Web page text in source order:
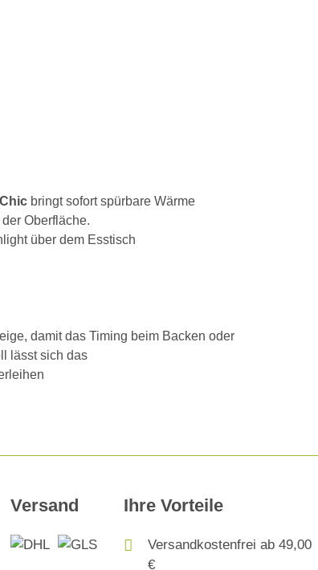
bringt sofort spürbare Wärme
Oberfläche.
über dem Esstisch
damit das Timing beim Backen oder
lässt sich das
Versand Ihre Vorteile
Versandkostenfrei ab 49,00
€